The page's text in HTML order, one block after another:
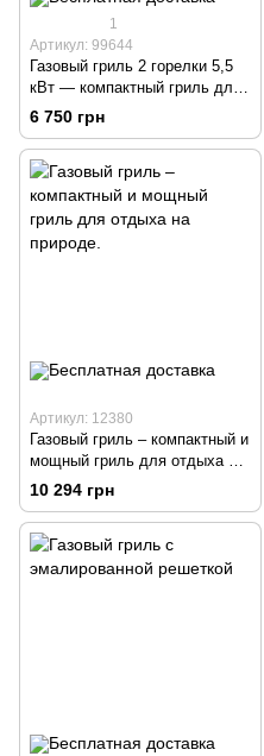
1
Артикул: 99644
Газовый гриль 2 горелки 5,5
кВт — компактный гриль для
дачи, сада и террасы.
6 750 грн
Артикул: 12380
Газовый гриль – компактный и
мощный гриль для отдыха на
природе.
10 294 грн